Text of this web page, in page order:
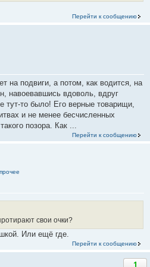
Перейти к сообщению
на подвиги, а потом, как водится, на
навоевавшись вдоволь, вдруг
тут-то было! Его верные товарищи,
и не менее бесчисленных
позора. Как ...
Перейти к сообщению
свои очки?
Или ещё где.
Перейти к сообщению
1